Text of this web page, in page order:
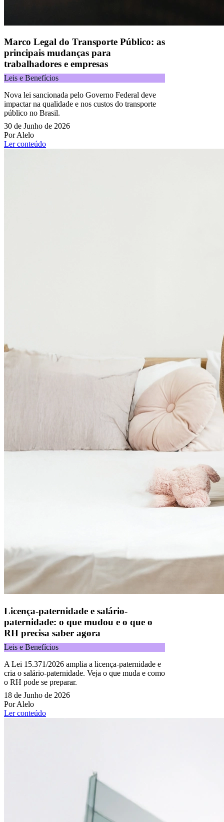
Marco Legal do Transporte Público: as
principais mudanças para
trabalhadores e empresas
Leis e Benefícios
Nova lei sancionada pelo Governo Federal deve
impactar na qualidade e nos custos do transporte
público no Brasil.
30 de Junho de 2026
Por Alelo
Ler conteúdo
Licença-paternidade e salário-
paternidade: o que mudou e o que o
RH precisa saber agora
Leis e Benefícios
A Lei 15.371/2026 amplia a licença-paternidade e
cria o salário-paternidade. Veja o que muda e como
o RH pode se preparar.
18 de Junho de 2026
Por Alelo
Ler conteúdo